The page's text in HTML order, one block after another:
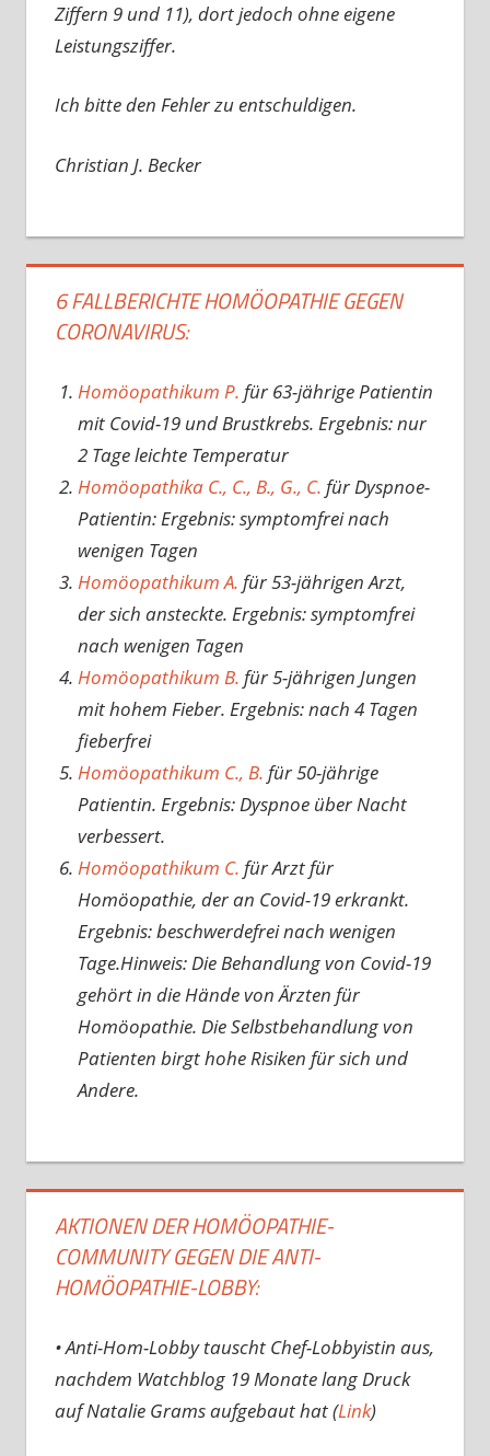
Ziffern 9 und 11), dort jedoch ohne eigene
Leistungsziffer.
Ich bitte den Fehler zu entschuldigen.
Christian J. Becker
6 FALLBERICHTE HOMÖOPATHIE GEGEN
CORONAVIRUS:
Homöopathikum P. für 63-jährige Patientin
mit Covid-19 und Brustkrebs. Ergebnis: nur
2 Tage leichte Temperatur
Homöopathika C., C., B., G., C. für Dyspnoe-
Patientin: Ergebnis: symptomfrei nach
wenigen Tagen
Homöopathikum A. für 53-jährigen Arzt,
der sich ansteckte. Ergebnis: symptomfrei
nach wenigen Tagen
Homöopathikum B. für 5-jährigen Jungen
mit hohem Fieber. Ergebnis: nach 4 Tagen
fieberfrei
Homöopathikum C., B. für 50-jährige
Patientin. Ergebnis: Dyspnoe über Nacht
verbessert.
Homöopathikum C. für Arzt für
Homöopathie, der an Covid-19 erkrankt.
Ergebnis: beschwerdefrei nach wenigen
Tage.Hinweis: Die Behandlung von Covid-19
gehört in die Hände von Ärzten für
Homöopathie. Die Selbstbehandlung von
Patienten birgt hohe Risiken für sich und
Andere.
AKTIONEN DER HOMÖOPATHIE-
COMMUNITY GEGEN DIE ANTI-
HOMÖOPATHIE-LOBBY:
• Anti-Hom-Lobby tauscht Chef-Lobbyistin aus,
nachdem Watchblog 19 Monate lang Druck
auf Natalie Grams aufgebaut hat (Link)